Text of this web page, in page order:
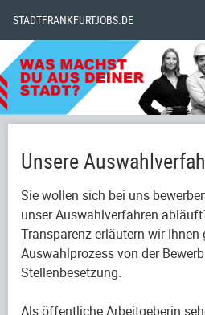
STADTFRANKFURTJOBS.DE
Unsere
Sie wollen sich bei uns
unser Auswahlverfahren
Transparenz erläutern wir Ihnen
Auswahlprozess von der
Stellenbesetzung.
Als öffentliche Arbeitgeberin